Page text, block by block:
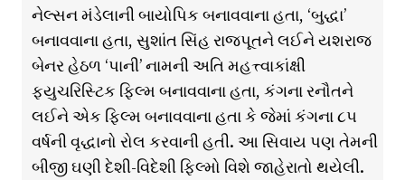
નેલ્સન મંડેલાની બાયોપિક બનાવવાના હતા, ‘બુદ્ધા’
બનાવવાના હતા, સુશાંત સિંહ રાજપૂતને લઈને યશરાજ
બેનર હેઠળ ‘પાની’ નામની અતિ મહત્ત્વાકાંક્ષી
ફ્યુચરિસ્ટિક ફિલ્મ બનાવવાના હતા, કંગના રનૌતને
લઈને એક ફિલ્મ બનાવવાના હતા કે જેમાં કંગના ૮૫
વર્ષની વૃદ્ધાનો રોલ કરવાની હતી. આ સિવાય પણ તેમની
બીજી ઘણી દેશી-વિદેશી ફિલ્મો વિશે જાહેરાતો થયેલી.